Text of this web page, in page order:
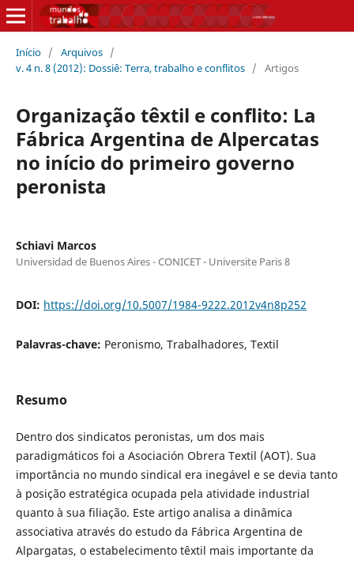
Início / Arquivos /
v. 4 n. 8 (2012): Dossiê: Terra, trabalho e conflitos / Artigos
Organização têxtil e conflito: La
Fábrica Argentina de Alpercatas
no início do primeiro governo
peronista
Schiavi Marcos
Universidad de Buenos Aires - CONICET - Universite Paris 8
DOI: https://doi.org/10.5007/1984-9222.2012v4n8p252
Palavras-chave: Peronismo, Trabalhadores, Textil
Resumo
Dentro dos sindicatos peronistas, um dos mais
paradigmáticos foi a Asociación Obrera Textil (AOT). Sua
importância no mundo sindical era inegável e se devia tanto
à posição estratégica ocupada pela atividade industrial
quanto à sua filiação. Este artigo analisa a dinâmica
associativa através do estudo da Fábrica Argentina de
Alpargatas, o estabelecimento têxtil mais importante da